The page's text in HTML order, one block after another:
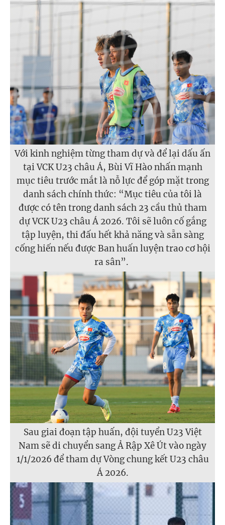
Với kinh nghiệm từng tham dự và để lại dấu ấn
tại VCK U23 châu Á, Bùi Vĩ Hào nhấn mạnh
mục tiêu trước mắt là nỗ lực để góp mặt trong
danh sách chính thức: “Mục tiêu của tôi là
được có tên trong danh sách 23 cầu thủ tham
dự VCK U23 châu Á 2026. Tôi sẽ luôn cố gắng
tập luyện, thi đấu hết khả năng và sẵn sàng
cống hiến nếu được Ban huấn luyện trao cơ hội
ra sân”.
Sau giai đoạn tập huấn, đội tuyển U23 Việt
Nam sẽ di chuyển sang Ả Rập Xê Út vào ngày
1/1/2026 để tham dự Vòng chung kết U23 châu
Á 2026.